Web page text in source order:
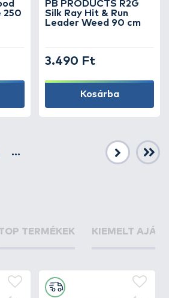
250
PB PRODUCTS R2G
Silk Ray Hit & Run
Leader Weed 90 cm
3.490 Ft
Kosárba
...
Következő
TERMÉKEK KIEMELT